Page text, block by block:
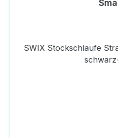
Small
SWIX Stockschlaufe